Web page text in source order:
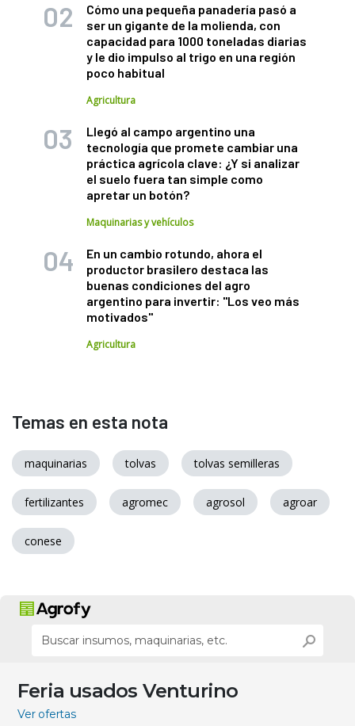
Cómo una pequeña panadería pasó a
ser un gigante de la molienda, con
capacidad para 1000 toneladas diarias
y le dio impulso al trigo en una región
poco habitual
Agricultura
Llegó al campo argentino una
tecnología que promete cambiar una
práctica agrícola clave: ¿Y si analizar
el suelo fuera tan simple como
apretar un botón?
Maquinarias y vehículos
En un cambio rotundo, ahora el
productor brasilero destaca las
buenas condiciones del agro
argentino para invertir: "Los veo más
motivados"
Agricultura
Temas en esta nota
maquinarias tolvas tolvas semilleras
fertilizantes agromec agrosol agroar
conese
Feria usados Venturino
Ver ofertas